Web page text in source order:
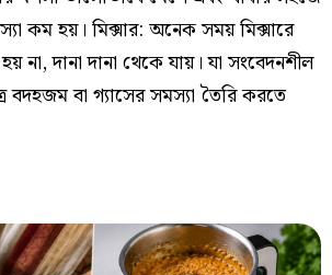
কম হয়। মিক্সার: অনেক সময় মিক্সারে
না, দানা দানা থেকে যায়। যা সংবেদনশীল
বদহজম বা গ্যাসের সমস্যা তৈরি করতে